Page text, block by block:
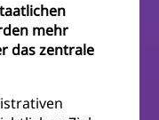
mehr
das zentrale